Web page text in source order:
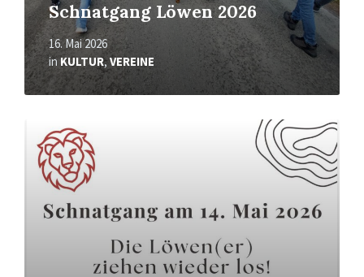
Schnatgang Löwen 2026
16. Mai 2026
in KULTUR,VEREINE
erfahren